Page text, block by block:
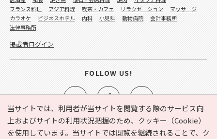
当サイトでは、利用者が当サイトを閲覧する際のサービス向
上およびサイトの利用状況把握のため、クッキー（Cookie）
を使用しています。当サイトでは閲覧を継続されることで、ク
e-NAVITA（イーナビタ）とは？ お気に入り
ヘルプ
フランス料理
アジア料理 喫茶・カフェ リラクゼーション
マッサージ
カラオケ
ビジネスホテル 内科 小児科 動物病院
会計事務所
法律事務所
掲載者ログイン
FOLLOW US!